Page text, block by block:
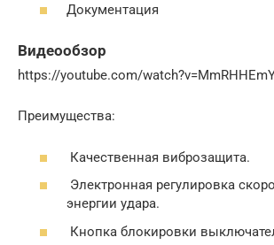
Документация
Видеообзор
https://youtube.com/
Преимущества:
Качественная виброзащита.
Электронная регулировка
энергии удара.
Кнопка блокировки